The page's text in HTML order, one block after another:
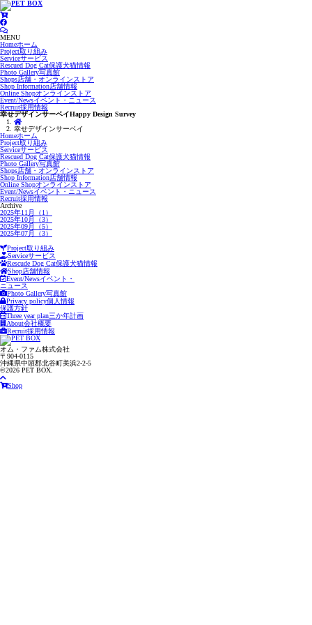
MENU
Homeホーム
Project取り組み
Serviceサービス
Rescued Dog Cat保護犬猫情報
Photo Gallery写真館
Shops店舗・オンラインストア
Shop Information店舗情報
Online Shopオンラインストア
Event/Newsイベント・ニュース
Recruit採用情報
幸せデザインサーベイHappy Design Survey
幸せデザインサーベイ
Homeホーム
Project取り組み
Serviceサービス
Rescued Dog Cat保護犬猫情報
Photo Gallery写真館
Shops店舗・オンラインストア
Shop Information店舗情報
Online Shopオンラインストア
Event/Newsイベント・ニュース
Recruit採用情報
Archive
2025年11月（1）
2025年10月（3）
2025年09月（5）
2025年07月（3）
Project取り組み
Serviceサービス
Rescude Dog Cat保護犬猫情報
Shop店舗情報
Event/Newsイベント・
ニュース
Photo Gallery写真館
Privacy policy個人情報
保護方針
Three year plan三か年計画
About会社概要
Recruit採用情報
オム・ファム株式会社
〒904-0115
沖縄県中頭郡北谷町美浜2-2-5
©2026 PET BOX.
Shop